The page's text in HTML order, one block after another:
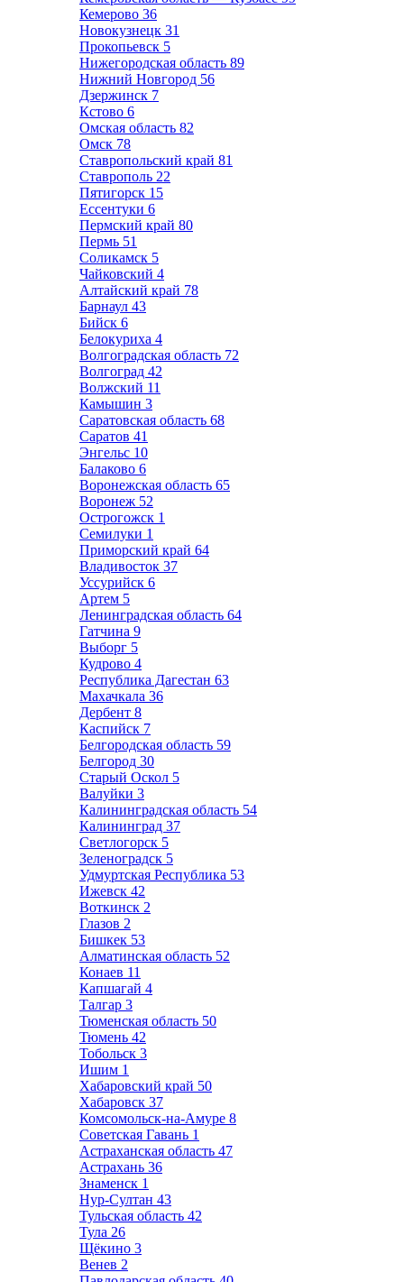
Кемерово 36
Новокузнецк 31
Прокопьевск 5
Нижегородская область 89
Нижний Новгород 56
Дзержинск 7
Кстово 6
Омская область 82
Омск 78
Ставропольский край 81
Ставрополь 22
Пятигорск 15
Ессентуки 6
Пермский край 80
Пермь 51
Соликамск 5
Чайковский 4
Алтайский край 78
Барнаул 43
Бийск 6
Белокуриха 4
Волгоградская область 72
Волгоград 42
Волжский 11
Камышин 3
Саратовская область 68
Саратов 41
Энгельс 10
Балаково 6
Воронежская область 65
Воронеж 52
Острогожск 1
Семилуки 1
Приморский край 64
Владивосток 37
Уссурийск 6
Артем 5
Ленинградская область 64
Гатчина 9
Выборг 5
Кудрово 4
Республика Дагестан 63
Махачкала 36
Дербент 8
Каспийск 7
Белгородская область 59
Белгород 30
Старый Оскол 5
Валуйки 3
Калининградская область 54
Калининград 37
Светлогорск 5
Зеленоградск 5
Удмуртская Республика 53
Ижевск 42
Воткинск 2
Глазов 2
Бишкек 53
Алматинская область 52
Конаев 11
Капшагай 4
Талгар 3
Тюменская область 50
Тюмень 42
Тобольск 3
Ишим 1
Хабаровский край 50
Хабаровск 37
Комсомольск-на-Амуре 8
Советская Гавань 1
Астраханская область 47
Астрахань 36
Знаменск 1
Нур-Султан 43
Тульская область 42
Тула 26
Щёкино 3
Венев 2